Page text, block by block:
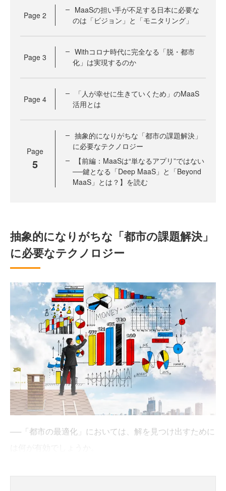
Page 2
MaaSの担い手が不足する日本に必要な
のは「ビジョン」と「モニタリング」
Page 3
Withコロナ時代に完全なる「脱・都市
化」は実現するのか
Page 4
「人が幸せに生きていくため」のMaaS
活用とは
Page
5
抽象的になりがちな「都市の課題解決」
に必要なテクノロジー
【前編：MaaSは“単なるアプリ”ではない
──鍵となる「Deep MaaS」と「Beyond
MaaS」とは？】を読む
抽象的になりがちな「都市の課題解決」
に必要なテクノロジー
──「都市の最適化」においては、解を見つけ出すために